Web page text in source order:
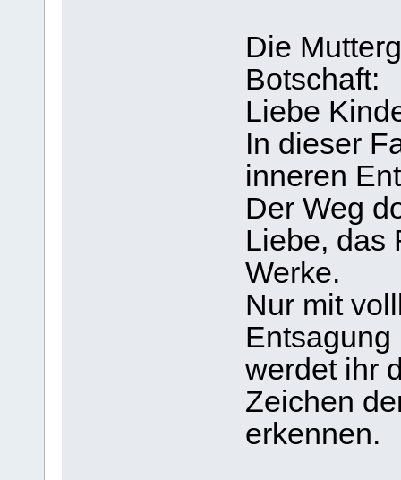
Die
Botschaft:
Liebe
In dieser
inneren
Der Weg
Liebe, das
Werke.
Nur mit
Entsagung
werdet ihr
Zeichen
erkennen.